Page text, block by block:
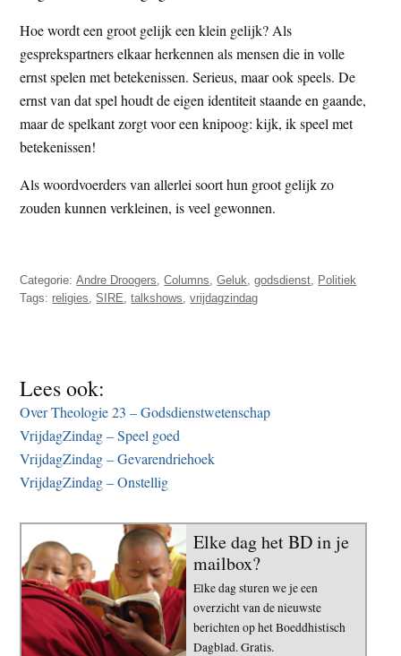
Hoe wordt een groot gelijk een klein gelijk? Als
gesprekspartners elkaar herkennen als mensen die in volle
ernst spelen met betekenissen. Serieus, maar ook speels. De
ernst van dat spel houdt de eigen identiteit staande en gaande,
maar de spelkant zorgt voor een knipoog: kijk, ik speel met
betekenissen!
Als woordvoerders van allerlei soort hun groot gelijk zo
zouden kunnen verkleinen, is veel gewonnen.
Categorie:Andre Droogers ,Columns ,Geluk ,godsdienst Politiek
Tags: religies ,SIRE ,talkshows ,vrijdagzindag
Lees ook:
Over Theologie 23 – Godsdienstwetenschap
VrijdagZindag – Speel goed
VrijdagZindag – Gevarendriehoek
VrijdagZindag – Onstellig
Elke dag het BD in je
mailbox?
Elke dag sturen we je een
overzicht van de nieuwste
berichten op het Boeddhistisch
Dagblad. Gratis.